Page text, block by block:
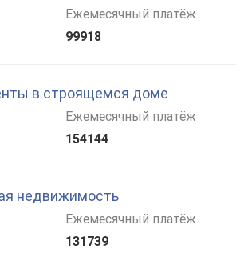
Ежемесячный платёж
99918
в строящемся доме
Ежемесячный платёж
154144
недвижимость
Ежемесячный платёж
131739